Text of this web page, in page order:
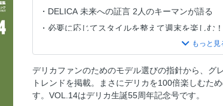
DELICA 未来への証言 2人のキーマンが語る
必要に応じてスタイルを整えて週末を楽しむ！
至福のひと時を過ごす快適空間 "外遊び欲が止
デリカ D:5 専用設計でデザイン性にも優れるカ
電子の力でデリカをサビから守る！
デリカファンのためのモデル選びの指針から、グ
トレンドを掲載。まさにデリカを100倍楽しむた
す。VOL.14はデリカ生誕55周年記念号です。